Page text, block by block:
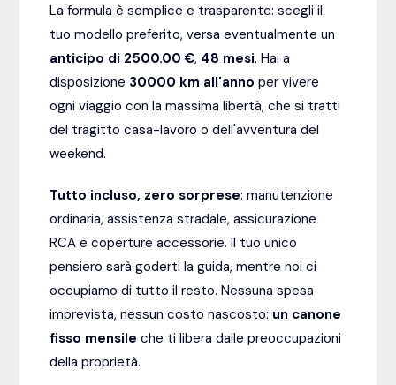
La formula è semplice e trasparente: scegli il
tuo modello preferito, versa eventualmente un
anticipo di 2500.00 €, 48 mesi. Hai a
disposizione 30000 km all'anno per vivere
ogni viaggio con la massima libertà, che si tratti
del tragitto casa-lavoro o dell'avventura del
weekend.
Tutto incluso, zero sorprese: manutenzione
ordinaria, assistenza stradale, assicurazione
RCA e coperture accessorie. Il tuo unico
pensiero sarà goderti la guida, mentre noi ci
occupiamo di tutto il resto. Nessuna spesa
imprevista, nessun costo nascosto: un canone
fisso mensile che ti libera dalle preoccupazioni
della proprietà.